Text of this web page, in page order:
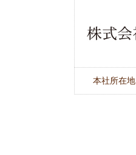
本社所在地